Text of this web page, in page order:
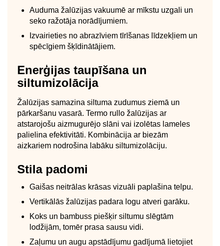
Auduma žalūzijas vakuumē ar mīkstu uzgali un
seko ražotāja norādījumiem.
Izvairieties no abrazīviem tīrīšanas līdzekļiem un
spēcīgiem šķīdinātājiem.
Enerģijas taupīšana un
siltumizolācija
Žalūzijas samazina siltuma zudumus ziemā un
pārkaršanu vasarā. Termo rullo žalūzijas ar
atstarojošu aizmugurējo slāni vai izolētas lameles
palielina efektivitāti. Kombinācija ar biezām
aizkariem nodrošina labāku siltumizolāciju.
Stila padomi
Gaišas neitrālas krāsas vizuāli paplašina telpu.
Vertikālās žalūzijas padara logu atveri garāku.
Koks un bambuss piešķir siltumu slēgtām
lodžijām, tomēr prasa sausu vidi.
Zaļumu un augu apstādījumu gadījumā lietojiet